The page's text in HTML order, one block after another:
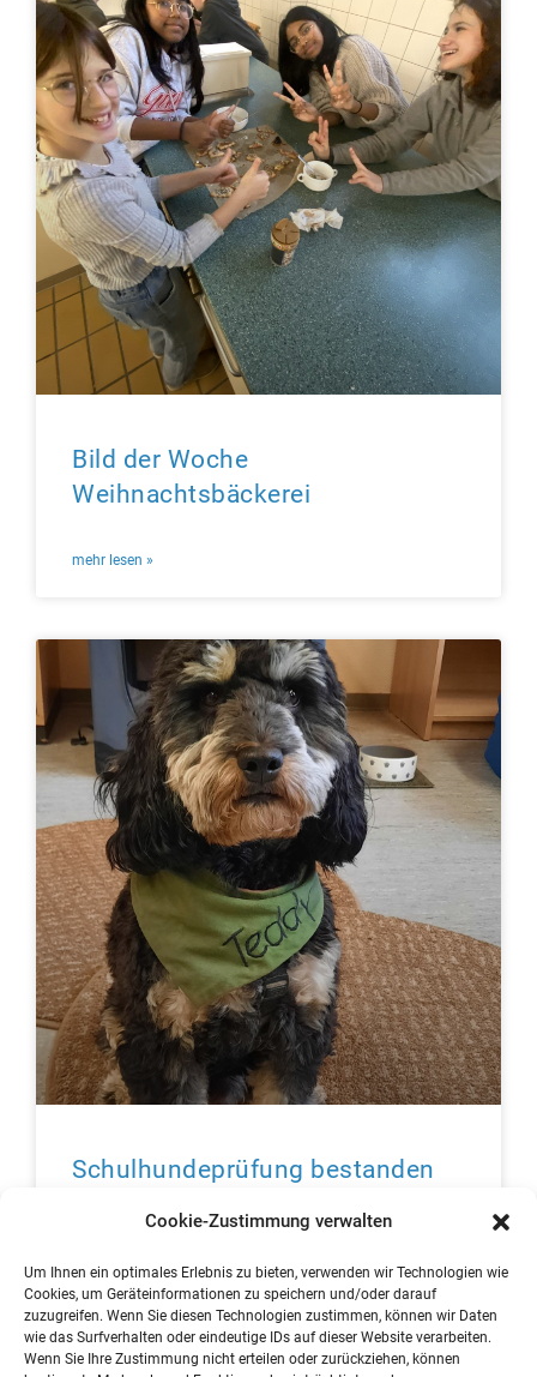
Cookie-Zustimmung verwalten
Um Ihnen ein optimales Erlebnis zu bieten, verwenden wir Technologien wie
Cookies, um Geräteinformationen zu speichern und/oder darauf
zuzugreifen. Wenn Sie diesen Technologien zustimmen, können wir Daten
wie das Surfverhalten oder eindeutige IDs auf dieser Website verarbeiten.
Wenn Sie Ihre Zustimmung nicht erteilen oder zurückziehen, können
Bild der Woche
Weihnachtsbäckerei
mehr lesen »
Schulhundeprüfung bestanden
Huhu..hier bin ich wieder – euer Teddy. In den letzten
Benehmen und Prüfung erzählt. Ich wusste nicht
mehr lesen »